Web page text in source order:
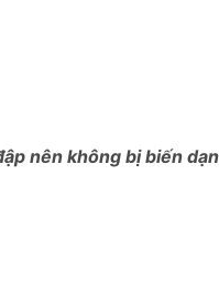
nên không bị biến